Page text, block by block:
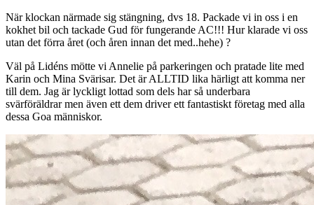
När klockan närmade sig stängning, dvs 18. Packade vi in oss i en
kokhet bil och tackade Gud för fungerande AC!!! Hur klarade vi oss
utan det förra året (och åren innan det med..hehe) ?
Väl på Lidéns mötte vi Annelie på parkeringen och pratade lite med
Karin och Mina Svärisar. Det är ALLTID lika härligt att komma ner
till dem. Jag är lyckligt lottad som dels har så underbara
svärföräldrar men även ett dem driver ett fantastiskt företag med alla
dessa Goa människor.